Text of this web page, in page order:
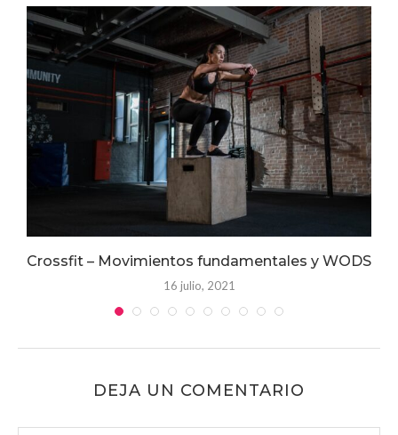
Crossfit – Movimientos fundamentales y WODS
16 julio, 2021
DEJA UN COMENTARIO